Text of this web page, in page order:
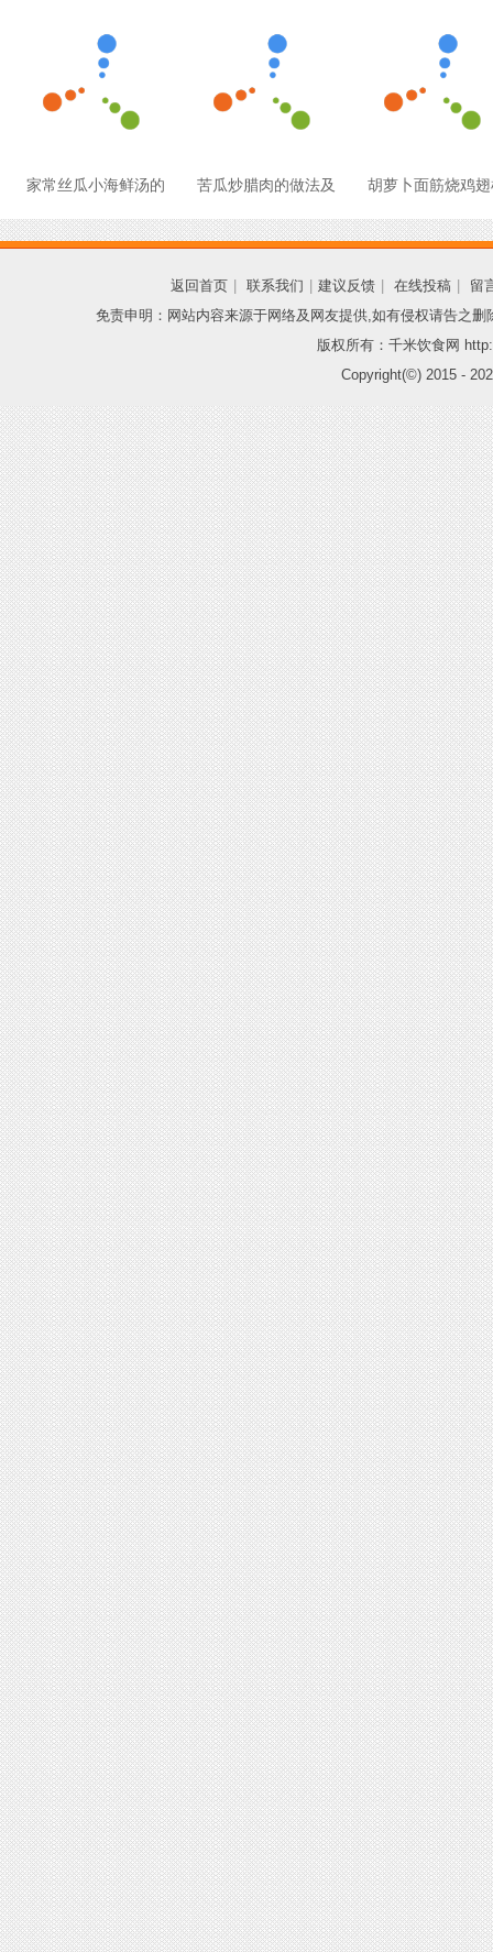
家常丝瓜小海鲜汤的 苦瓜炒腊肉的做法及 胡萝卜面筋烧鸡
返回首页 联系我们 建议反馈 在线投稿
留
免责申明：网站内容来源于网络及网友提供,如有侵权请告之
版权所有：千米饮食网
Copyright(©) 2015 -